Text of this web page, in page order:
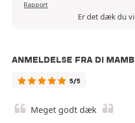
Rapport
Er det dæk du
ANMELDELSE FRA DI
5/5
Meget godt dæk